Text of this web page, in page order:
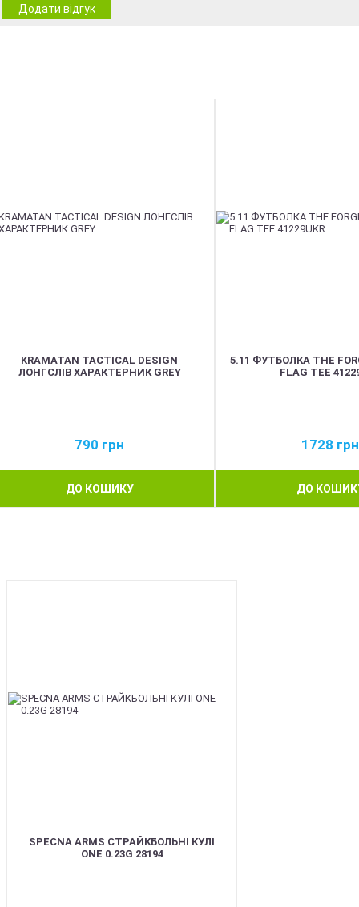
Додати відгук
KRAMATAN TACTICAL DESIGN
ЛОНГСЛІВ ХАРАКТЕРНИК GREY
790 грн
ДО КОШИКУ
5.11 ФУТБОЛКА THE
FLAG TEE
1728 грн
ДО
SPECNA ARMS СТРАЙКБОЛЬНІ КУЛІ
ONE 0.23G 28194